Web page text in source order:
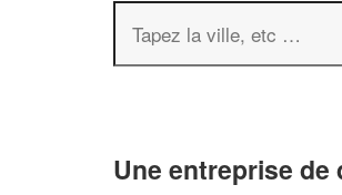
Une entreprise